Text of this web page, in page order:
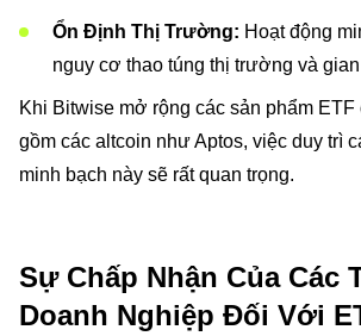
Ổn Định Thị Trường: Hoạt động
nguy cơ thao túng thị trường và
Khi Bitwise mở rộng các sản phẩm ETF
gồm các altcoin như Aptos, việc duy trì
minh bạch này sẽ rất quan trọng.
Sự Chấp Nhận Của Các
Doanh Nghiệp Đối Với